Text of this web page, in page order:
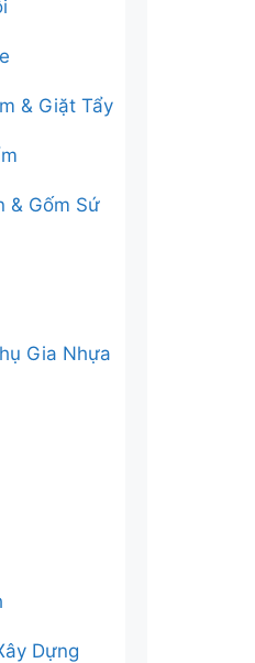
& Giặt Tẩy
& Gốm Sứ
Gia Nhựa
Dựng